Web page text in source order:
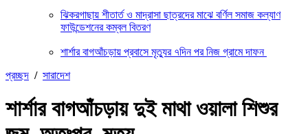
ঝিকরগাছায় শীতার্ত ও মাদ্রাসা ছাত্রদের মাঝে বর্ণিল সমাজ কল্যাণ
ফাউন্ডেশনের কম্বল বিতরণ
শার্শার বাগআঁচড়ায় প্রবাসে মৃত্যুর ৭দিন পর নিজ গ্রামে দাফন
প্রচ্ছদ / সারাদেশ
শার্শার বাগআঁচড়ায় দুই মাথা ওয়ালা শিশুর